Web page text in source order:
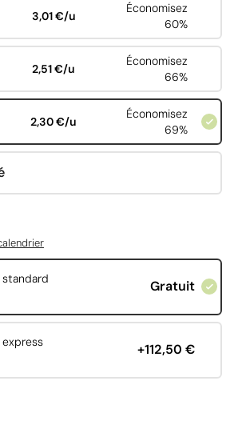
3,01 €/u
Économisez
60%
2,51 €/u
Économisez
66%
2,30 €/u
Économisez
69%
standard
Gratuit
+112,50 €